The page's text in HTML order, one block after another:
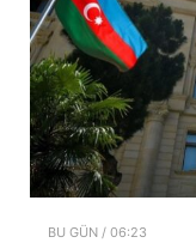
BU GÜN / 06:23